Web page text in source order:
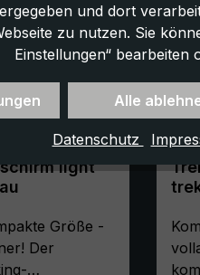
light
Größe -
Der
und dort
zu nutzen. Sie
Einstellungen“ bearbeiten
Alle
Datenschutz